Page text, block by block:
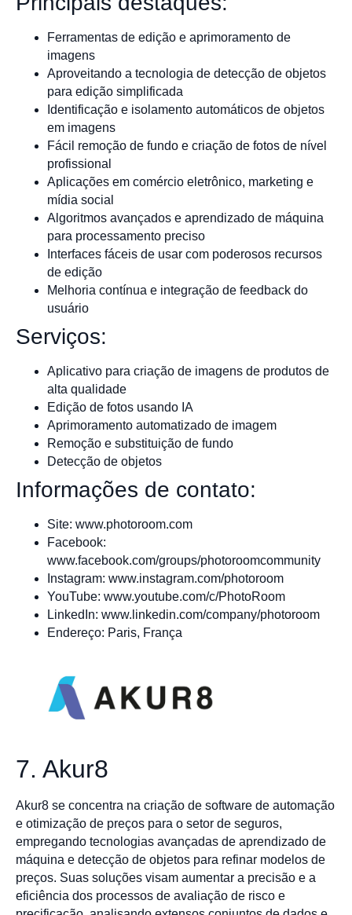
Ferramentas de edição e aprimoramento de
imagens
Aproveitando a tecnologia de detecção de objetos
para edição simplificada
Identificação e isolamento automáticos de objetos
em imagens
Fácil remoção de fundo e criação de fotos de nível
profissional
Aplicações em comércio eletrônico, marketing e
mídia social
Algoritmos avançados e aprendizado de máquina
para processamento preciso
Interfaces fáceis de usar com poderosos recursos
de edição
Melhoria contínua e integração de feedback do
usuário
Serviços:
Aplicativo para criação de imagens de produtos de
alta qualidade
Edição de fotos usando IA
Aprimoramento automatizado de imagem
Remoção e substituição de fundo
Detecção de objetos
Informações de contato:
Site: www.photoroom.com
Facebook:
www.facebook.com/groups/photoroomcommunity
Instagram: www.instagram.com/photoroom
YouTube: www.youtube.com/c/PhotoRoom
LinkedIn: www.linkedin.com/company/photoroom
Endereço: Paris, França
7. Akur8
Akur8 se concentra na criação de software de automação
e otimização de preços para o setor de seguros,
empregando tecnologias avançadas de aprendizado de
máquina e detecção de objetos para refinar modelos de
preços. Suas soluções visam aumentar a precisão e a
eficiência dos processos de avaliação de risco e